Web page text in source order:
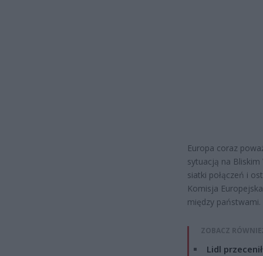
Europa coraz
sytuacją na
siatki połączeń i
Komisja
między państwami.
ZOBACZ
Lidl